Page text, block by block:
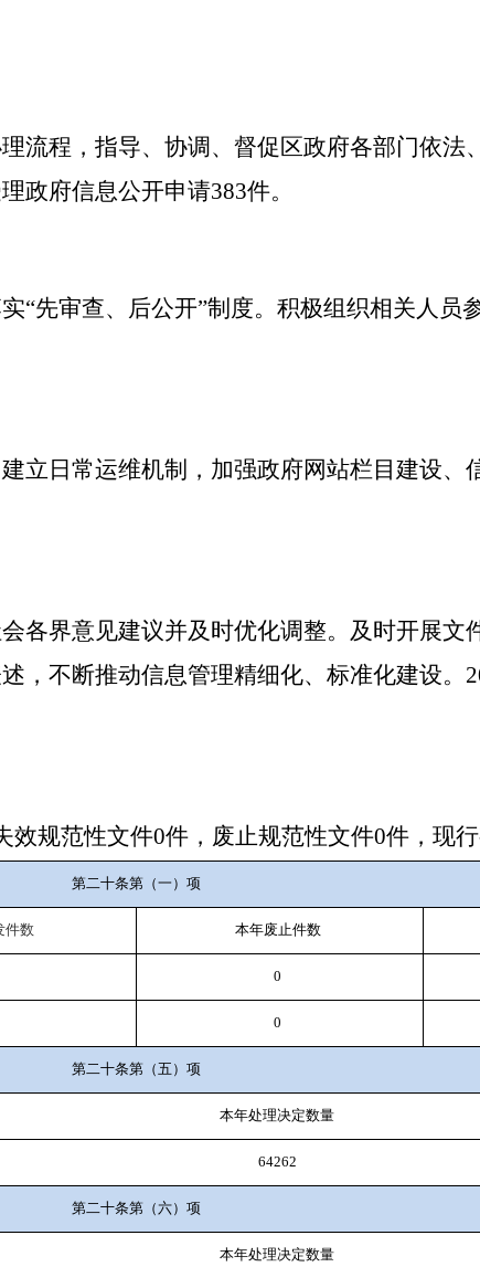
流程，指导、协调、督促区政府各部门依法
政府信息公开申请383件。
“先审查、后公开”制度。积极组织相关人员
建立日常运维机制，加强政府网站栏目建设、
各界意见建议并及时优化调整。 及时开展文
，不断推动信息管理精细化、标准化建设。
效规范性文件0件，废止规范性文件0件，现
第二十条第（一）项
件数 本年废止件数
0
0
第二十条第（五）项
本年处理决定数量
64262
第二十条第（六）项
本年处理决定数量